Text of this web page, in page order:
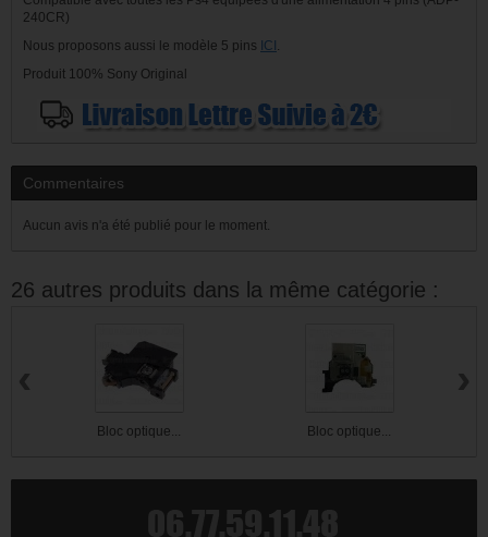
240CR)
Nous proposons aussi le modèle 5 pins ICI.
Produit 100% Sony Original
Commentaires
Aucun avis n'a été publié pour le moment.
26 autres produits dans la même catégorie :
Bloc optique... Bloc optique...
‹ ›